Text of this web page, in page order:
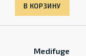
В КОРЗИНУ
Medifuge